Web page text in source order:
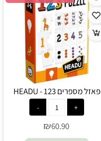
פאזל מספרים 123 - HEADU
₪60.90